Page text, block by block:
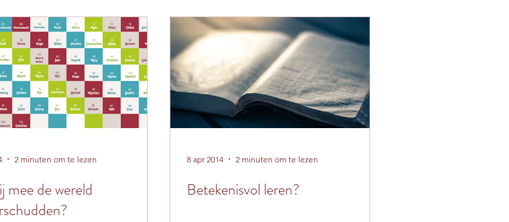
mee de wereld
2 minuten om te lezen
Betekenisvol leren?
8 apr 2014 2 minuten om te lezen